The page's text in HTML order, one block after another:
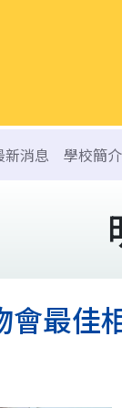
新消息 學校簡介
會最佳